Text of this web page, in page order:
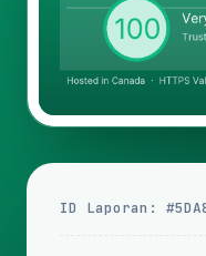
ID Laporan: